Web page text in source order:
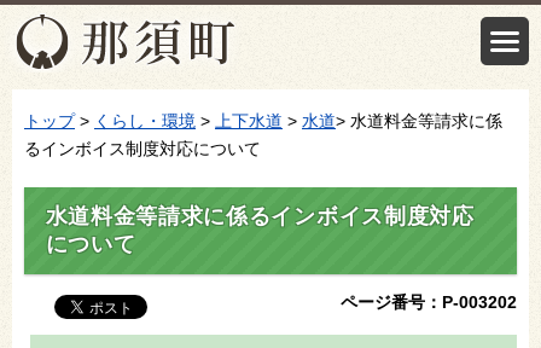
トップ> くらし・環境 > 上下水道 > 水道> 水道料金等請求に係
るインボイス制度対応について
水道料金等請求に係るインボイス制度対応
について
ページ番号：P-003202